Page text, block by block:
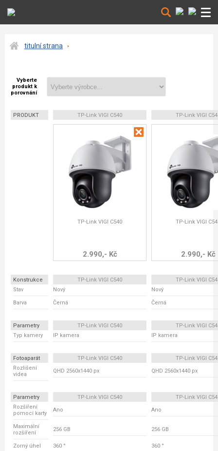
titulní strana
Vyberte
produkt k
porovnání
PRODUKT TP-Link VIGI C540 TP-Link VIGI
TP-Link VIGI C540
2.990,- Kč
TP-Link VIGI
2.990,- Kč
Konstrukce TP-Link VIGI C540
TP-Link VIGI
Stav
Nový Nový
Barva Černá Černá
Parametry TP-Link VIGI C540
TP-Link VIGI
Typ kamery
IP kamera IP kamera
Fotoaparát TP-Link VIGI C540
TP-Link VIGI
Rozlišení
videa
QHD 2560x1440 px QHD 2560x1440 px
Parametry TP-Link VIGI C540
TP-Link VIGI
Rozšíření
pomocí karty
Ano Ano
Maximální
rozšíření
256 GB 256 GB
Zorný úhel 360 ° 360 °